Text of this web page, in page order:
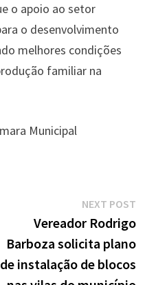
o apoio ao setor
o desenvolvimento
melhores condições
familiar na
Municipal
NEXT POST
Vereador Rodrigo
Barboza solicita plano
de instalação de blocos